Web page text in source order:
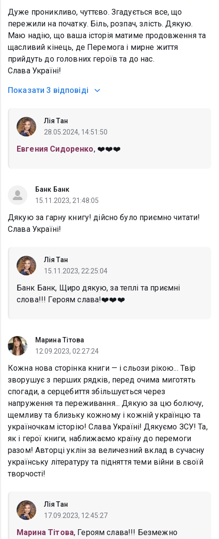
Дуже проникливо, чуттєво. Згадується все, що
пережили на початку. Біль, розпач, злість. Дякую.
Маю надію, що ваша історія матиме продовження та
щасливий кінець, де Перемога і мирне життя
прийдуть до головних героїв та до нас.
Слава Україні!
Показати 3 відповіді
Лія Тан
28.05.2024, 14:51:50
Евгения Сидоренко, ❤️❤️❤️
Банк Банк
15.11.2023, 21:48:05
Дякую за гарну книгу! дійсно було приємно читати!
Слава Україні!
Лія Тан
15.11.2023, 22:25:04
Банк Банк, Щиро дякую, за теплі та приємні
слова!!! Героям слава!❤️❤️❤️
Марина Тітова
12.09.2023, 02:27:24
Кожна нова сторінка книги — і сльози рікою... Твір
зворушує з перших рядків, перед очима миготять
спогади, а серцебиття збільшується через
напруження та переживання... Дякую за цю болючу,
щемливу та близьку кожному і кожній українцю та
україночкам історію! Слава Україні! Дякуємо ЗСУ! Та,
як і герої книги, наближаємо країну до перемоги
разом! Авторці уклін за величезний вклад в сучасну
українську літературу та підняття теми війни в своїй
творчості!
Лія Тан
17.09.2023, 12:45:27
Марина Тітова, Героям слава!!! Безмежно